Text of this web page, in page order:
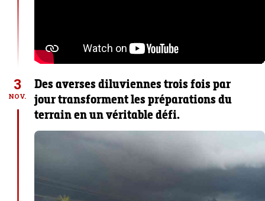
3
NOV.
Des averses diluviennes trois fois par
jour transforment les préparations du
terrain en un véritable défi.